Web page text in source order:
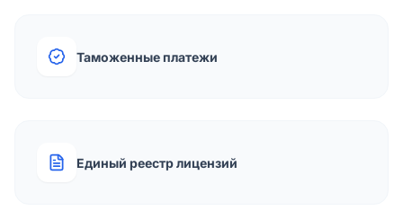
Таможенные платежи
Единый реестр лицензий